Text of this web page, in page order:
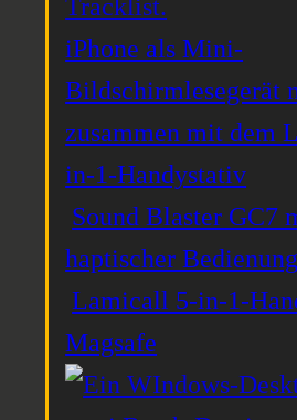
iPhone als Mini-
Bildschirmlesegerät
zusammen mit dem
in-1-Handystativ
Sound Blaster GC7
haptischer Bedienung
Lamicall 5-in-1-
Magsafe